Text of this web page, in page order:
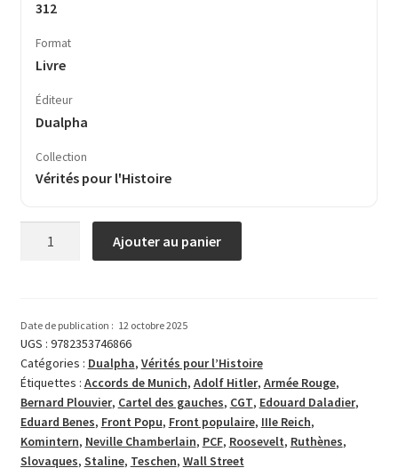
312
Format
Livre
Éditeur
Dualpha
Collection
Vérités pour l'Histoire
du
Front
Populaire
aux
Accords
de
Munich
Ajouter au panier
Date de publication : 12 octobre 2025
UGS : 9782353746866
Catégories : Dualpha, Vérités pour l’Histoire
Étiquettes : Accords de Munich, Adolf Hitler, Armée Rouge,
Bernard Plouvier, Cartel des gauches, CGT, Edouard Daladier,
Eduard Benes, Front Popu, Front populaire, IIIe Reich,
Komintern, Neville Chamberlain, PCF, Roosevelt, Ruthènes,
Slovaques, Staline, Teschen, Wall Street